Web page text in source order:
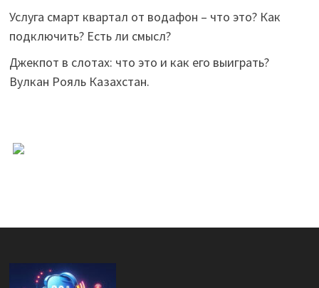
Услуга смарт квартал от водафон – что это? Как
подключить? Есть ли смысл?
Джекпот в слотах: что это и как его выиграть?
Вулкан Рояль Казахстан.